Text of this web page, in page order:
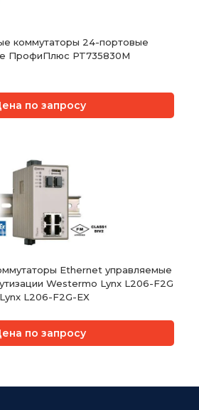
коммутаторы 24-портовые
ПрофиПлюс PT735830M
по запросу
Ethernet управляемые
Westermo Lynx L206-F2G
L206-F2G-EX
по запросу